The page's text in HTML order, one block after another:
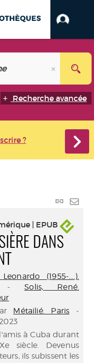
Recherche avancée
?
Lien
| EPUB
DANS
(1955-....).
Solis, René.
Métailié. Paris -
à Cuba durant
siècle. Devenus
ils subissent les